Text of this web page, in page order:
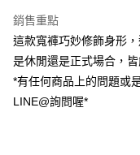
運送方式
貨到付款
每筆NT$60，滿
全家(信用卡、多元支付)
銷售重點
這款寬褲巧妙修飾身形
是休閒還是正式場合，皆
*有任何商品上的問題或
LINE@詢問喔*